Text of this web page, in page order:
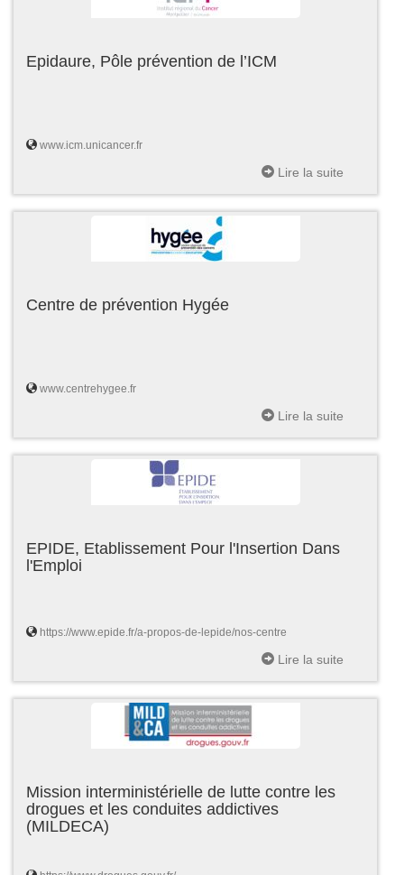
Epidaure, Pôle prévention de l’ICM
www.icm.unicancer.fr
Lire la suite
Centre de prévention Hygée
www.centrehygee.fr
Lire la suite
EPIDE, Etablissement Pour l'Insertion Dans
l'Emploi
https://www.epide.fr/a-propos-de-lepide/nos-centre
Lire la suite
Mission interministérielle de lutte contre les
drogues et les conduites addictives
(MILDECA)